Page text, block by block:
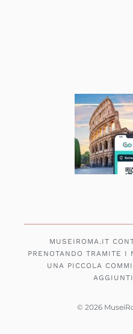
MUSEIROMA.IT
PRENOTANDO TRAMITE I
UNA PICCOLA
© 2026